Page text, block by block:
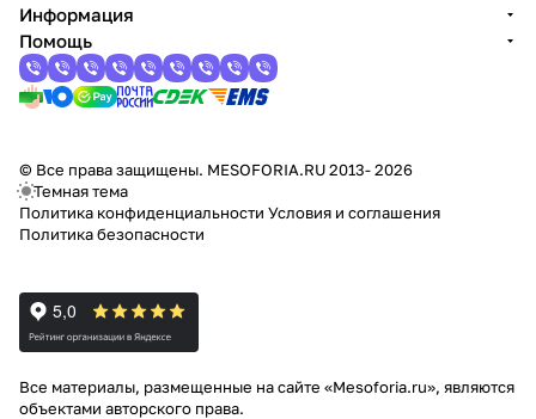
Информация
Помощь
© Все права защищены. MESOFORIA.RU 2013- 2026
Темная тема
Политика конфиденциальности Условия и соглашения
Политика безопасности
Все материалы, размещенные на сайте «Mesoforia.ru», являются
объектами авторского права.